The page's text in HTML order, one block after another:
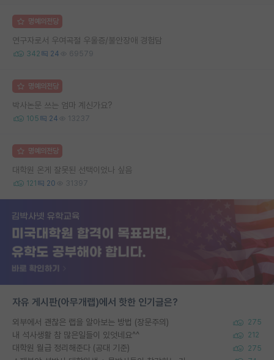
명예의전당
연구자로서 우여곡절 우울증/불안장애 경험담
342 24 69579
명예의전당
박사논문 쓰는 엄마 계신가요?
105 24 13237
명예의전당
대학원 온게 잘못된 선택이었나 싶음
121 20 31397
자유 게시판(아무개랩)에서 핫한 인기글은?
외부에서 괜찮은 랩을 알아보는 방법 (장문주의) 275
내 석사생활 참 많은일들이 있엇네요^^ 212
대학원 월급 정리해준다 (공대 기준) 275